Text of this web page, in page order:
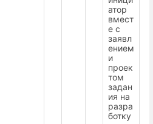
атор
вмест
е с
заявл
ением
и
проек
том
задан
ия на
разра
ботку